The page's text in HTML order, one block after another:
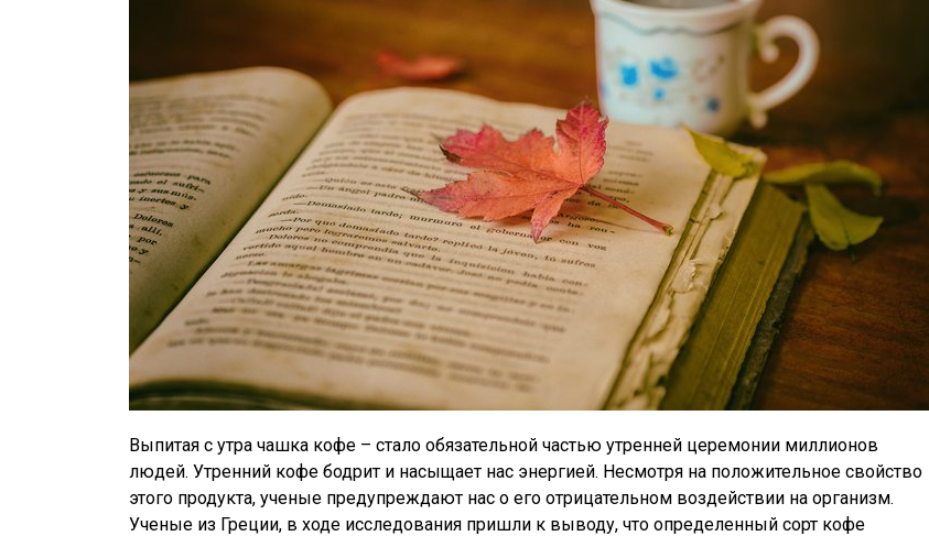
Выпитая с утра чашка кофе – стало обязательной частью утренней церемонии миллионов
людей. Утренний кофе бодрит и насыщает нас энергией. Несмотря на положительное свойство
этого продукта, ученые предупреждают нас о его отрицательном воздействии на организм.
Ученые из Греции, в ходе исследования пришли к выводу, что определенный сорт кофе